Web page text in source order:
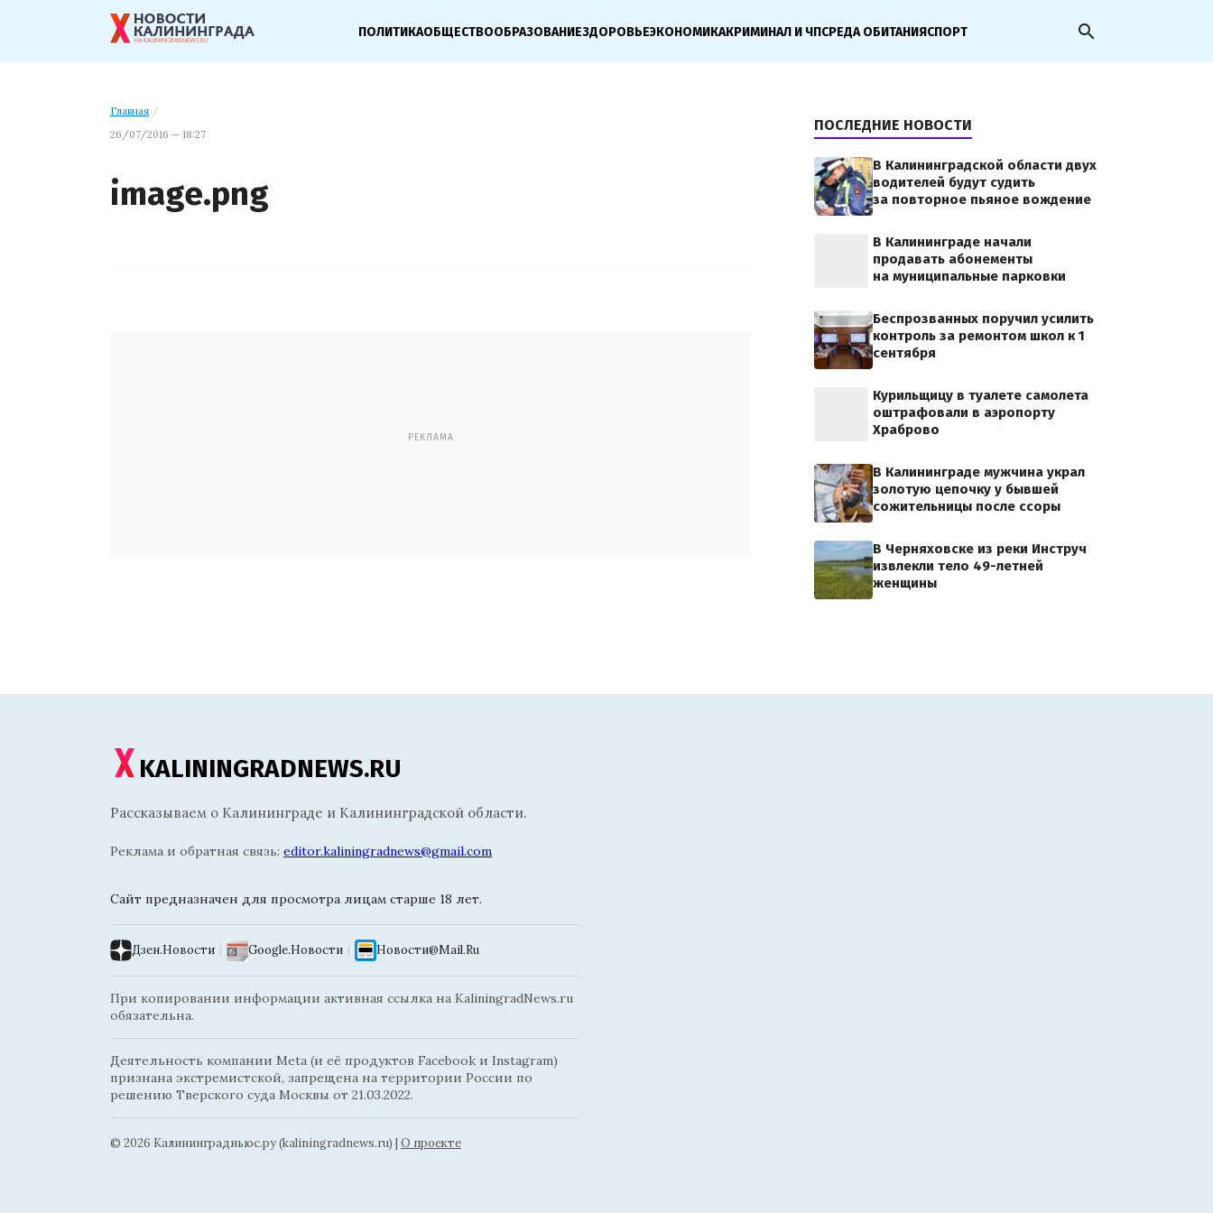
ПОЛИТИКАОБЩЕСТВООБРАЗОВАНИЕЗДОРОВЬЕЭКОНОМИКАКРИМИНАЛ И ЧПСРЕДА ОБИТАНИЯСПОРТ search
Главная /
26/07/2016 — 18:27
image.png
РЕКЛАМА
ПОСЛЕДНИЕ НОВОСТИ
В Калининградской области двух
водителей будут судить
за повторное пьяное вождение
В Калининграде начали
продавать абонементы
на муниципальные парковки
Беспрозванных поручил усилить
контроль за ремонтом школ к 1
сентября
Курильщицу в туалете самолета
оштрафовали в аэропорту
Храброво
В Калининграде мужчина украл
золотую цепочку у бывшей
сожительницы после ссоры
В Черняховске из реки Инструч
извлекли тело 49-летней
женщины
KALININGRADNEWS.RU
Рассказываем о Калининграде и Калининградской области.
Реклама и обратная связь: editor.kaliningradnews@gmail.com
Сайт предназначен для просмотра лицам старше 18 лет.
Дзен.Новости | Google.Новости | Новости@Mail.Ru
При копировании информации активная ссылка на KaliningradNews.ru
обязательна.
Деятельность компании Meta (и её продуктов Facebook и Instagram)
признана экстремистской, запрещена на территории России по
решению Тверского суда Москвы от 21.03.2022.
© 2026 Калининградньюc.ру (kaliningradnews.ru) | О проекте